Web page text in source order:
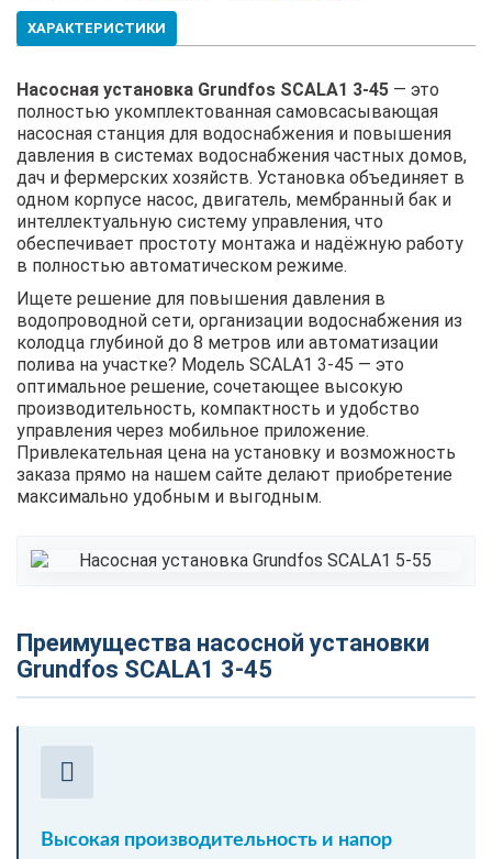
ХАРАКТЕРИСТИКИ
Насосная установка Grundfos SCALA1 3-45 — это
полностью укомплектованная самовсасывающая
насосная станция для водоснабжения и повышения
давления в системах водоснабжения частных домов,
дач и фермерских хозяйств. Установка объединяет в
одном корпусе насос, двигатель, мембранный бак и
интеллектуальную систему управления, что
обеспечивает простоту монтажа и надёжную работу
в полностью автоматическом режиме.
Ищете решение для повышения давления в
водопроводной сети, организации водоснабжения из
колодца глубиной до 8 метров или автоматизации
полива на участке? Модель SCALA1 3-45 — это
оптимальное решение, сочетающее высокую
производительность, компактность и удобство
управления через мобильное приложение.
Привлекательная цена на установку и возможность
заказа прямо на нашем сайте делают приобретение
максимально удобным и выгодным.
Преимущества насосной установки
Grundfos SCALA1 3-45
Высокая производительность и напор